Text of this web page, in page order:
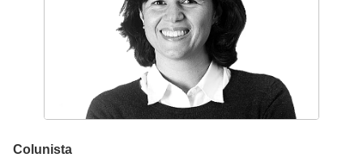
Colunista